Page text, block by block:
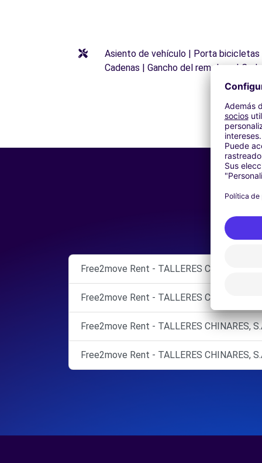
Asiento de vehículo | Porta bicicletas
Cadenas | Gancho del remolque |
Free2move Rent - TALLERES CHINARES,
Free2move Rent - TALLERES CHINARES,
Free2move Rent - TALLERES CHINARES,
Free2move Rent - TALLERES CHINARES,